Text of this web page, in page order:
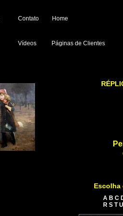
Contato
Páginas de Clientes
Home
Vídeos
Escolha
A B C
R S T U